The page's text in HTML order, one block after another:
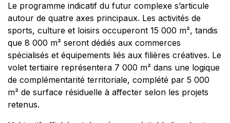
Le programme indicatif du futur complexe s’articule
autour de quatre axes principaux. Les activités de
sports, culture et loisirs occuperont 15 000 m², tandis
que 8 000 m² seront dédiés aux commerces
spécialisés et équipements liés aux filières créatives. Le
volet tertiaire représentera 7 000 m² dans une logique
de complémentarité territoriale, complété par 5 000
m² de surface résiduelle à affecter selon les projets
retenus.